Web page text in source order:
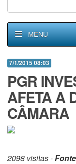
MENU
7/1/2015 08:03
PGR
AFETA A
CÂMARA
2098 visitas -